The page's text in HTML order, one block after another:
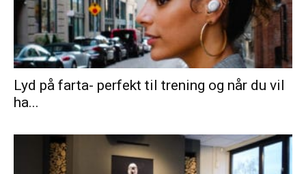
Lyd på farta- perfekt til trening og når du vil
ha...